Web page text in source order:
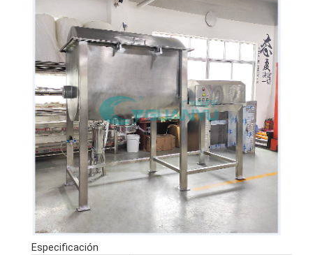
Especificación